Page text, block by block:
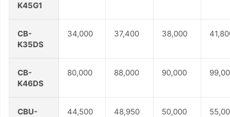
K45G1
CB-
K35DS
34,000 37,400 38,000
CB-
K46DS
80,000 88,000 90,000
CBU-
44,500 48,950 50,000